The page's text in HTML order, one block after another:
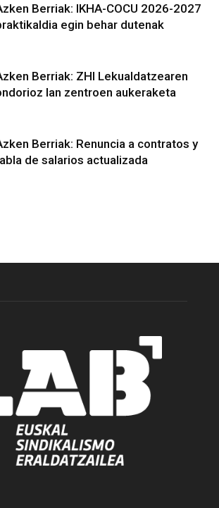
Berriak: IKHA-COCU 2026-2027
egin behar dutenak
Berriak: ZHI Lekualdatzearen
lan zentroen aukeraketa
Berriak: Renuncia a contratos y
de salarios actualizada